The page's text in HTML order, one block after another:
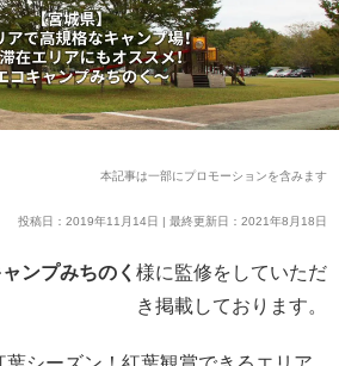
本記事は一部にプロモーションを含みます
投稿日：2019年11月14日 | 最終更新日：2021年8月18日
ンプみちのく 様に監修をしていただ
き掲載しております。